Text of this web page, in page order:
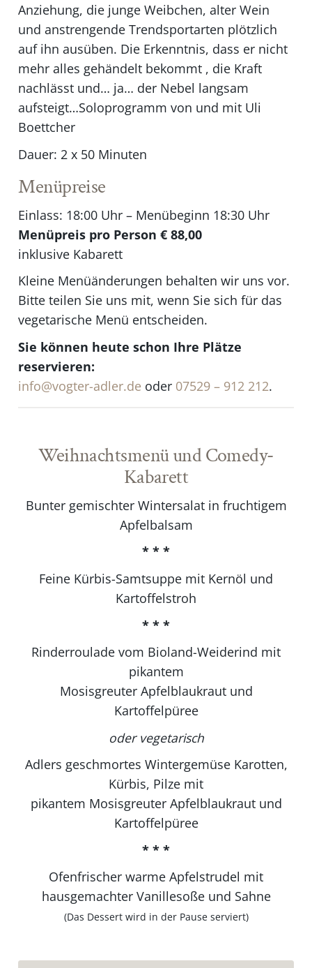
Anziehung, die junge Weibchen, alter Wein
und anstrengende Trendsportarten plötzlich
auf ihn ausüben. Die Erkenntnis, dass er nicht
mehr alles gehändelt bekommt , die Kraft
nachlässt und… ja… der Nebel langsam
aufsteigt…Soloprogramm von und mit Uli
Boettcher
Dauer: 2 x 50 Minuten
Menüpreise
Einlass: 18:00 Uhr – Menübeginn 18:30 Uhr
Menüpreis pro Person € 88,00
inklusive Kabarett
Kleine Menüänderungen behalten wir uns vor.
Bitte teilen Sie uns mit, wenn Sie sich für das
vegetarische Menü entscheiden.
Sie können heute schon Ihre Plätze
reservieren:
info@vogter-adler.de oder 07529 – 912 212.
Weihnachtsmenü und Comedy-
Kabarett
Bunter gemischter Wintersalat in fruchtigem
Apfelbalsam
* * *
Feine Kürbis-Samtsuppe mit Kernöl und
Kartoffelstroh
* * *
Rinderroulade vom Bioland-Weiderind mit
pikantem
Mosisgreuter Apfelblaukraut und
Kartoffelpüree
oder vegetarisch
Adlers geschmortes Wintergemüse Karotten,
Kürbis, Pilze mit
pikantem Mosisgreuter Apfelblaukraut und
Kartoffelpüree
* * *
Ofenfrischer warme Apfelstrudel mit
hausgemachter Vanillesoße und Sahne
(Das Dessert wird in der Pause serviert)